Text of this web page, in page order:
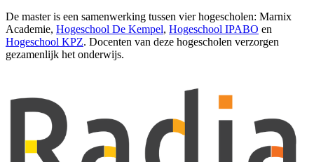
De master is een samenwerking tussen vier hogescholen: Marnix
Academie, Hogeschool De Kempel, Hogeschool IPABO en
Hogeschool KPZ. Docenten van deze hogescholen verzorgen
gezamenlijk het onderwijs.